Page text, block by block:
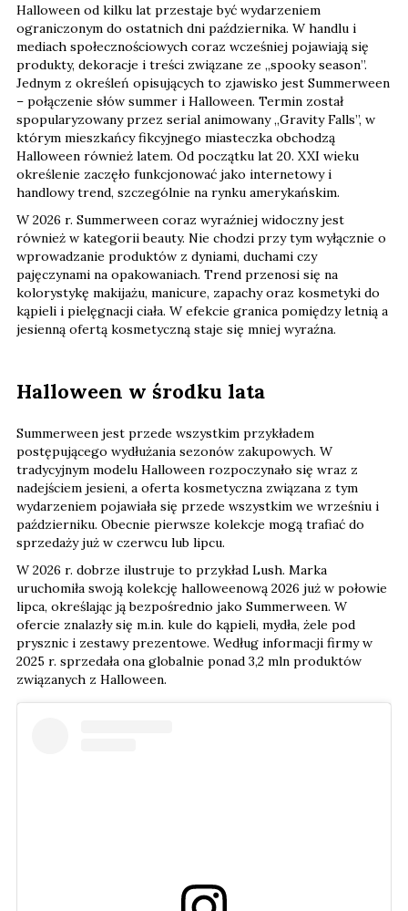
Halloween od kilku lat przestaje być wydarzeniem
ograniczonym do ostatnich dni października. W handlu i
mediach społecznościowych coraz wcześniej pojawiają się
produkty, dekoracje i treści związane ze „spooky season”.
Jednym z określeń opisujących to zjawisko jest Summerween
– połączenie słów summer i Halloween. Termin został
spopularyzowany przez serial animowany „Gravity Falls”, w
którym mieszkańcy fikcyjnego miasteczka obchodzą
Halloween również latem. Od początku lat 20. XXI wieku
określenie zaczęło funkcjonować jako internetowy i
handlowy trend, szczególnie na rynku amerykańskim.
W 2026 r. Summerween coraz wyraźniej widoczny jest
również w kategorii beauty. Nie chodzi przy tym wyłącznie o
wprowadzanie produktów z dyniami, duchami czy
pajęczynami na opakowaniach. Trend przenosi się na
kolorystykę makijażu, manicure, zapachy oraz kosmetyki do
kąpieli i pielęgnacji ciała. W efekcie granica pomiędzy letnią a
jesienną ofertą kosmetyczną staje się mniej wyraźna.
Halloween w środku lata
Summerween jest przede wszystkim przykładem
postępującego wydłużania sezonów zakupowych. W
tradycyjnym modelu Halloween rozpoczynało się wraz z
nadejściem jesieni, a oferta kosmetyczna związana z tym
wydarzeniem pojawiała się przede wszystkim we wrześniu i
październiku. Obecnie pierwsze kolekcje mogą trafiać do
sprzedaży już w czerwcu lub lipcu.
W 2026 r. dobrze ilustruje to przykład Lush. Marka
uruchomiła swoją kolekcję halloweenową 2026 już w połowie
lipca, określając ją bezpośrednio jako Summerween. W
ofercie znalazły się m.in. kule do kąpieli, mydła, żele pod
prysznic i zestawy prezentowe. Według informacji firmy w
2025 r. sprzedała ona globalnie ponad 3,2 mln produktów
związanych z Halloween.